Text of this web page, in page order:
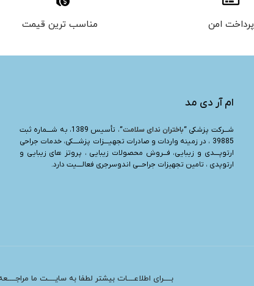
پرداخت امن مناسب ترین قیمت
ام آر دی مد
شـــرکت پزشکی “باختران ندای سلامت
“، تأسیس 1389، به شــــماره ثبت
39885 ، در زمینه واردات و صادرات تجهیــــزات پزشــــکی، خدمات جراحی
ارتوپــــدی و زیبایی، فـــروش محصولات زیبایی ، پروتز های زیبایی و
ارتوپدی ، تامین تجهیزات جراحـــی اندوسرجری فعالــــیت دارد.
بــــرای اطلاعــــات بیشتر لطفا به سایــــت ما